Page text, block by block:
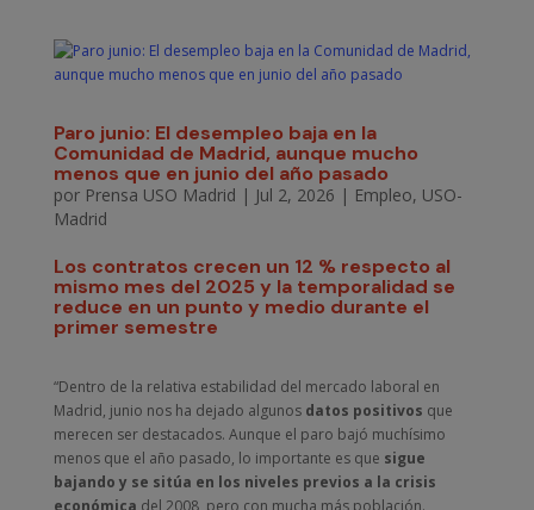
Paro junio: El desempleo baja en la
Comunidad de Madrid, aunque mucho
menos que en junio del año pasado
por Prensa USO Madrid | Jul 2, 2026 | Empleo, USO-
Madrid
Los contratos crecen un 12 % respecto al
mismo mes del 2025 y la temporalidad se
reduce en un punto y medio durante el
primer semestre
“Dentro de la relativa estabilidad del mercado laboral en
Madrid, junio nos ha dejado algunos datos positivos que
merecen ser destacados. Aunque el paro bajó muchísimo
menos que el año pasado, lo importante es que sigue
bajando y se sitúa en los niveles previos a la crisis
económica del 2008, pero con mucha más población.